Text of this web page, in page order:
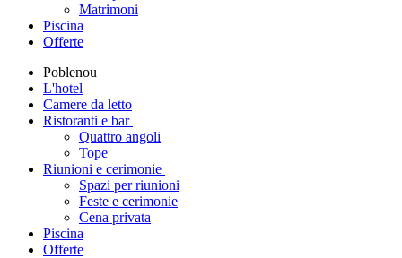
Matrimoni
Piscina
Offerte
Poblenou
L'hotel
Camere da letto
Ristoranti e bar
Quattro angoli
Tope
Riunioni e cerimonie
Spazi per riunioni
Feste e cerimonie
Cena privata
Piscina
Offerte